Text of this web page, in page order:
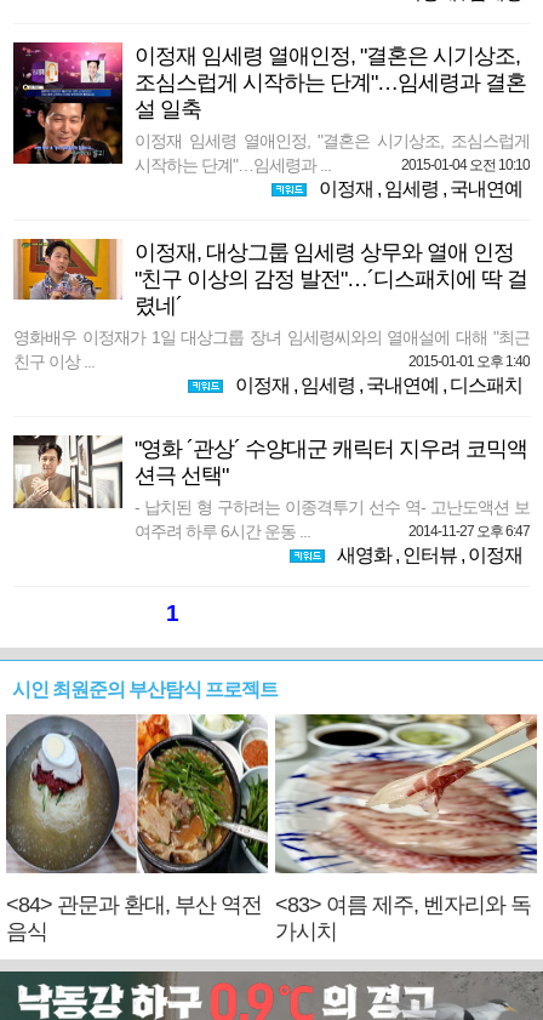
이정재 임세령 열애인정, "결혼은 시기상조,
조심스럽게 시작하는 단계"…임세령과 결혼
설 일축
이정재 임세령 열애인정, "결혼은 시기상조, 조심스럽게
시작하는 단계"…임세령과 ...
2015-01-04 오전 10:10
이정재 , 임세령 , 국내연예
이정재, 대상그룹 임세령 상무와 열애 인정
"친구 이상의 감정 발전"…´디스패치에 딱 걸
렸네´
영화배우 이정재가 1일 대상그룹 장녀 임세령씨와의 열애설에 대해 "최근
친구 이상 ...
2015-01-01 오후 1:40
이정재 , 임세령 , 국내연예 , 디스패치
"영화 ´관상´ 수양대군 캐릭터 지우려 코믹액
션극 선택"
- 납치된 형 구하려는 이종격투기 선수 역- 고난도액션 보
여주려 하루 6시간 운동 ...
2014-11-27 오후 6:47
새영화, 인터뷰, 이정재
1
시인 최원준의 부산탐식 프로젝트
<84> 관문과 환대, 부산 역전
음식
<83> 여름 제주, 벤자리와 독
가시치